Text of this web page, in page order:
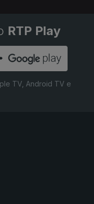
RTP Play
TV, Android TV e